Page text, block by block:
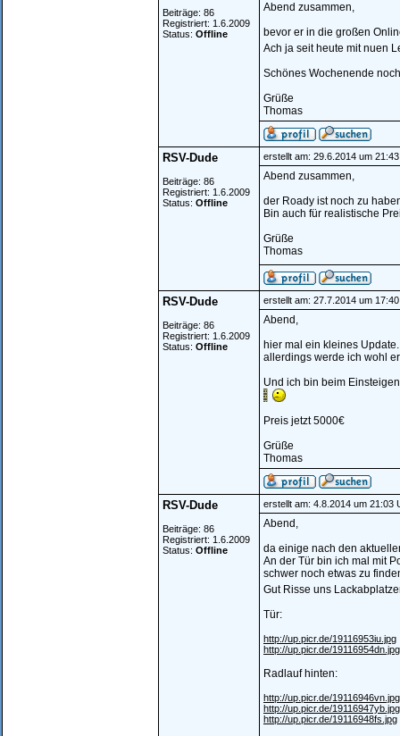
Beiträge: 86
Registriert: 1.6.2009
Status: Offline
Abend zusammen,
bevor er in die großen
Ach ja seit heute mit nuen
Schönes Wochenende
Grüße
Thomas
RSV-Dude
Beiträge: 86
Registriert: 1.6.2009
Status: Offline
erstellt am: 29.6.2014 um
Abend zusammen,
der Roady ist noch zu
Bin auch für realistische
Grüße
Thomas
RSV-Dude
Beiträge: 86
Registriert: 1.6.2009
Status: Offline
erstellt am: 27.7.2014 um
Abend,
hier mal ein kleines
allerdings werde ich wohl
Und ich bin beim
Preis jetzt 5000€
Grüße
Thomas
RSV-Dude
Beiträge: 86
Registriert: 1.6.2009
Status: Offline
erstellt am: 4.8.2014 um 21:03
Abend,
da einige nach den
An der Tür bin ich mal mit
schwer noch etwas zu
Gut Risse uns
Tür:
http://up.picr.de/19116953iu.jpg
http://up.picr.de/19116954dn.jpg
Radlauf hinten:
http://up.picr.de/19116946vn.jpg
http://up.picr.de/19116947yb.jpg
http://up.picr.de/19116948fs.jpg